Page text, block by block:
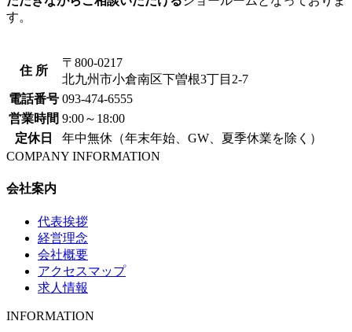
す。
リフォーム北九州 福喜
拡大地図を表示
住 所
〒800-0217
北九州市小倉南区下曽根3丁目2-7
電話番号 093-474-6555
営業時間 9:00～18:00
定休日
年中無休（年末年始、GW、夏季休業を除く）
COMPANY INFORMATION
会社案内
代表挨拶
経営理念
会社概要
アクセスマップ
求人情報
INFORMATION